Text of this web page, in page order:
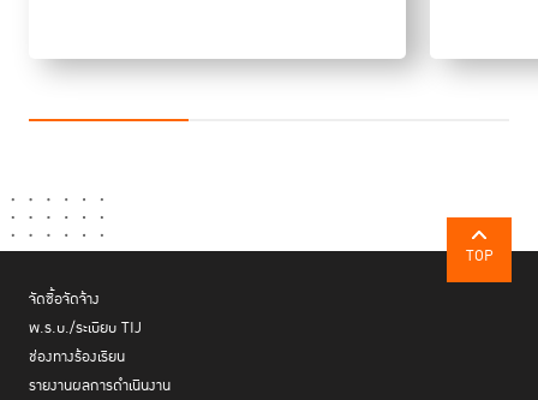
TOP
จัดซื้อจัดจ้าง
พ.ร.บ./ระเบียบ TIJ
ช่องทางร้องเรียน
รายงานผลการดำเนินงาน